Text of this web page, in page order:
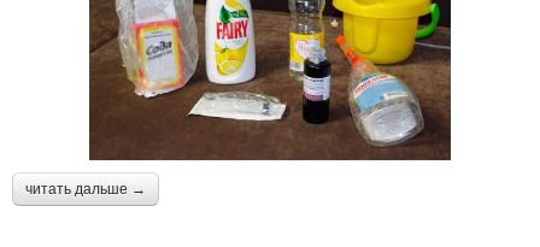
Уксус с солью Соды против сорняков
читать дальше →